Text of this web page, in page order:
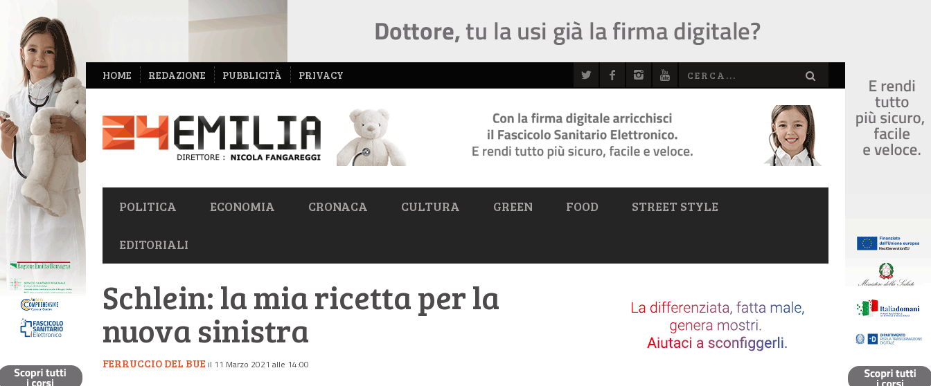
NAVIGAZIONE
SECONDARIA
HOME REDAZIONE PUBBLICITÀ PRIVACY
NAVIGAZIONE
PRIMARIA
POLITICA ECONOMIA CRONACA CULTURA GREEN FOOD STREET STYLE
EDITORIALI
Schlein: la mia ricetta per la
nuova sinistra
FERRUCCIO DEL BUE il 11 Marzo 2021 alle 14:00